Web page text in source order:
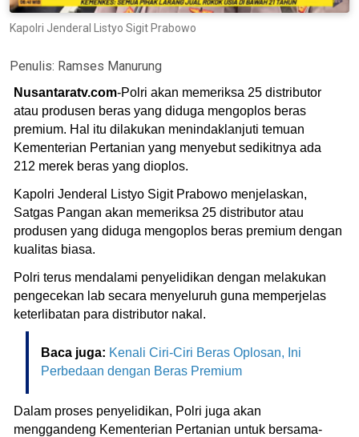
Kapolri Jenderal Listyo Sigit Prabowo
Penulis: Ramses Manurung
Nusantaratv.com-Polri akan memeriksa 25 distributor
atau produsen beras yang diduga mengoplos beras
premium. Hal itu dilakukan menindaklanjuti temuan
Kementerian Pertanian yang menyebut sedikitnya ada
212 merek beras yang dioplos.
Kapolri Jenderal Listyo Sigit Prabowo menjelaskan,
Satgas Pangan akan memeriksa 25 distributor atau
produsen yang diduga mengoplos beras premium dengan
kualitas biasa.
Polri terus mendalami penyelidikan dengan melakukan
pengecekan lab secara menyeluruh guna memperjelas
keterlibatan para distributor nakal.
Baca juga: Kenali Ciri-Ciri Beras Oplosan, Ini
Perbedaan dengan Beras Premium
Dalam proses penyelidikan, Polri juga akan
menggandeng Kementerian Pertanian untuk bersama-